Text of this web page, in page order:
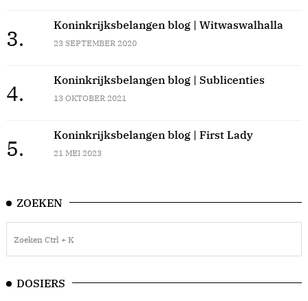
3.
Koninkrijksbelangen blog | Witwaswalhalla
23 SEPTEMBER 2020
4.
Koninkrijksbelangen blog | Sublicenties
13 OKTOBER 2021
5.
Koninkrijksbelangen blog | First Lady
21 MEI 2023
ZOEKEN
DOSIERS